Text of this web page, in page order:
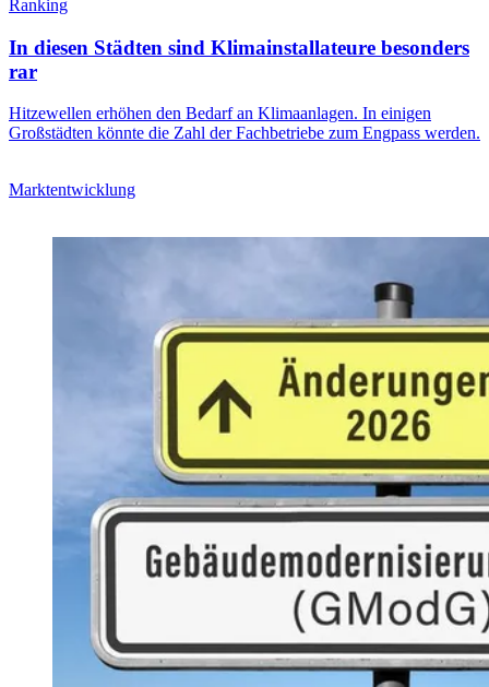
Ranking
In diesen Städten sind Klimainstallateure besonders
rar
Hitzewellen erhöhen den Bedarf an Klimaanlagen. In einigen
Großstädten könnte die Zahl der Fachbetriebe zum Engpass werden.
Marktentwicklung